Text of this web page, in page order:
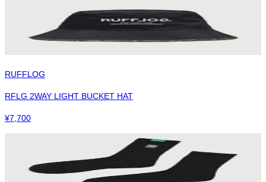
RUFFLOG
RFLG 2WAY LIGHT BUCKET HAT
¥7,700